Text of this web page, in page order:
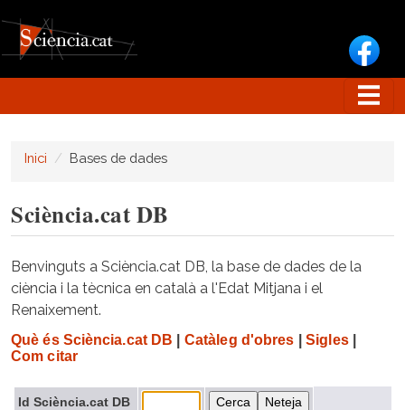
Inici Bases de dades
Sciència.cat DB
Benvinguts a Sciència.cat DB, la base de dades de la
ciència i la tècnica en català a l'Edat Mitjana i el
Renaixement.
Què és Sciència.cat DB Catàleg d'obres Sigles|
Com citar
Id Sciència.cat DB